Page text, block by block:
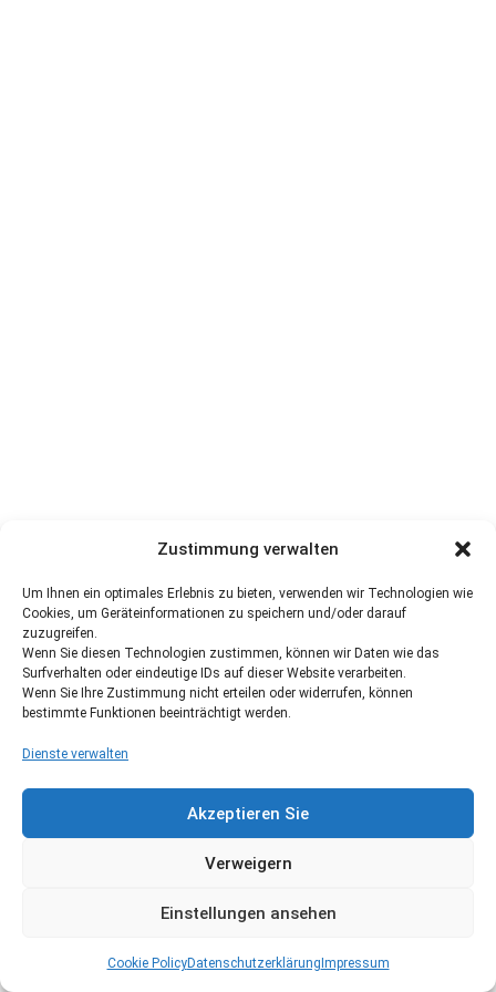
Zustimmung verwalten
Um Ihnen ein optimales Erlebnis zu bieten, verwenden wir Technologien wie
Cookies, um Geräteinformationen zu speichern und/oder darauf
zuzugreifen.
Wenn Sie diesen Technologien zustimmen, können wir Daten wie das
Surfverhalten oder eindeutige IDs auf dieser Website verarbeiten.
Wenn Sie Ihre Zustimmung nicht erteilen oder widerrufen, können
bestimmte Funktionen beeinträchtigt werden.
Dienste verwalten
Akzeptieren Sie
Verweigern
Einstellungen ansehen
Cookie PolicyDatenschutzerklärung Impressum